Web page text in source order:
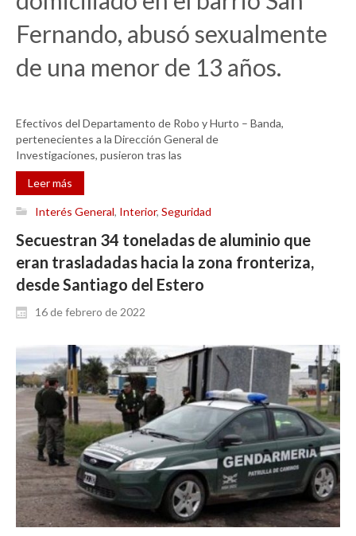
Fernando, abusó sexualmente
de una menor de 13 años.
Efectivos del Departamento de Robo y Hurto – Banda,
pertenecientes a la Dirección General de
Investigaciones, pusieron tras las
Leer más
Interés General, Interior, Seguridad
Secuestran 34 toneladas de aluminio que
eran trasladadas hacia la zona fronteriza,
desde Santiago del Estero
16 de febrero de 2022